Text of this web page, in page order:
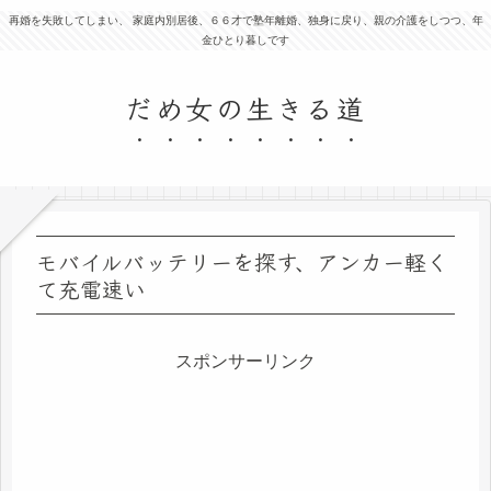
再婚を失敗してしまい、 家庭内別居後、６６才で塾年離婚、独身に戻り、親の介護をしつつ、年
金ひとり暮しです
だめ女の生きる道
モバイルバッテリーを探す、アンカー軽く
て充電速い
スポンサーリンク